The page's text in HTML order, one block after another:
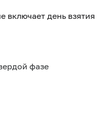
включает день взятия
фазе